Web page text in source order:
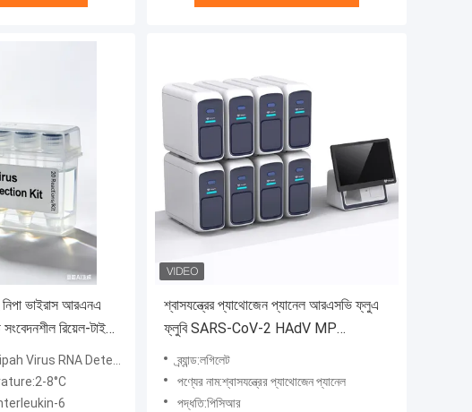
ভাইরাস আরএনএ
রিয়েল-টাইম
Virus RNA Detection
8°C
6
শ্বাসযন্ত্রের প্যাথোজেন প্যানেল আরএসভি ফ্লুএ
ফ্লুবি SARS-CoV-2 HAdV MP
প্যাথোজেন পিসিআর
ব্র্যান্ড:লগিলেট
পণ্যের নাম:শ্বাসযন্ত্রের প্যাথোজেন প্যানেল
পদ্ধতি:পিসিআর